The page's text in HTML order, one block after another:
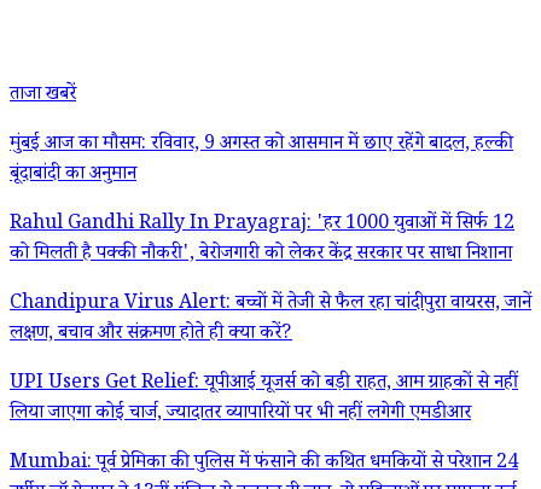
ताजा खबरें
मुंबई आज का मौसम: रविवार, 9 अगस्त को आसमान में छाए रहेंगे बादल, हल्की
बूंदाबांदी का अनुमान
Rahul Gandhi Rally In Prayagraj: 'हर 1000 युवाओं में सिर्फ 12
को मिलती है पक्की नौकरी', बेरोजगारी को लेकर केंद्र सरकार पर साधा निशाना
Chandipura Virus Alert: बच्चों में तेजी से फैल रहा चांदीपुरा वायरस, जानें
लक्षण, बचाव और संक्रमण होते ही क्या करें?
UPI Users Get Relief: यूपीआई यूजर्स को बड़ी राहत, आम ग्राहकों से नहीं
लिया जाएगा कोई चार्ज, ज्यादातर व्यापारियों पर भी नहीं लगेगी एमडीआर
Mumbai: पूर्व प्रेमिका की पुलिस में फंसाने की कथित धमकियों से परेशान 24